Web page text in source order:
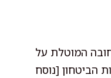
המוטלת על
הביטחון [נוסח